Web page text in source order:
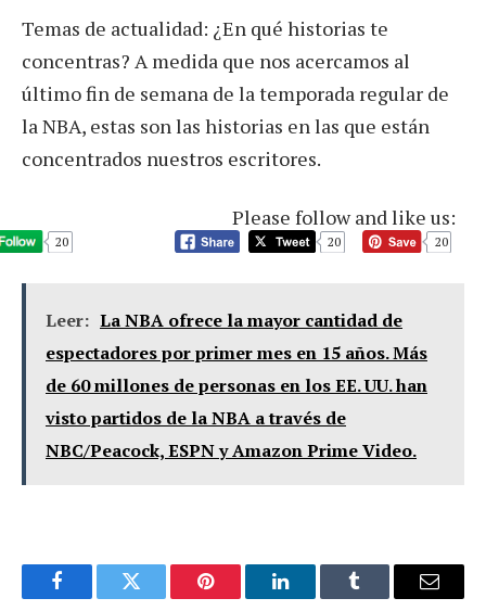
Temas de actualidad: ¿En qué historias te
concentras? A medida que nos acercamos al
último fin de semana de la temporada regular de
la NBA, estas son las historias en las que están
concentrados nuestros escritores.
Please follow and like us:
20 20 20
Leer: La NBA ofrece la mayor cantidad de
espectadores por primer mes en 15 años. Más
de 60 millones de personas en los EE. UU. han
visto partidos de la NBA a través de
NBC/Peacock, ESPN y Amazon Prime Video.
FacebookTwitter Pinterest LinkedInTumblr Email